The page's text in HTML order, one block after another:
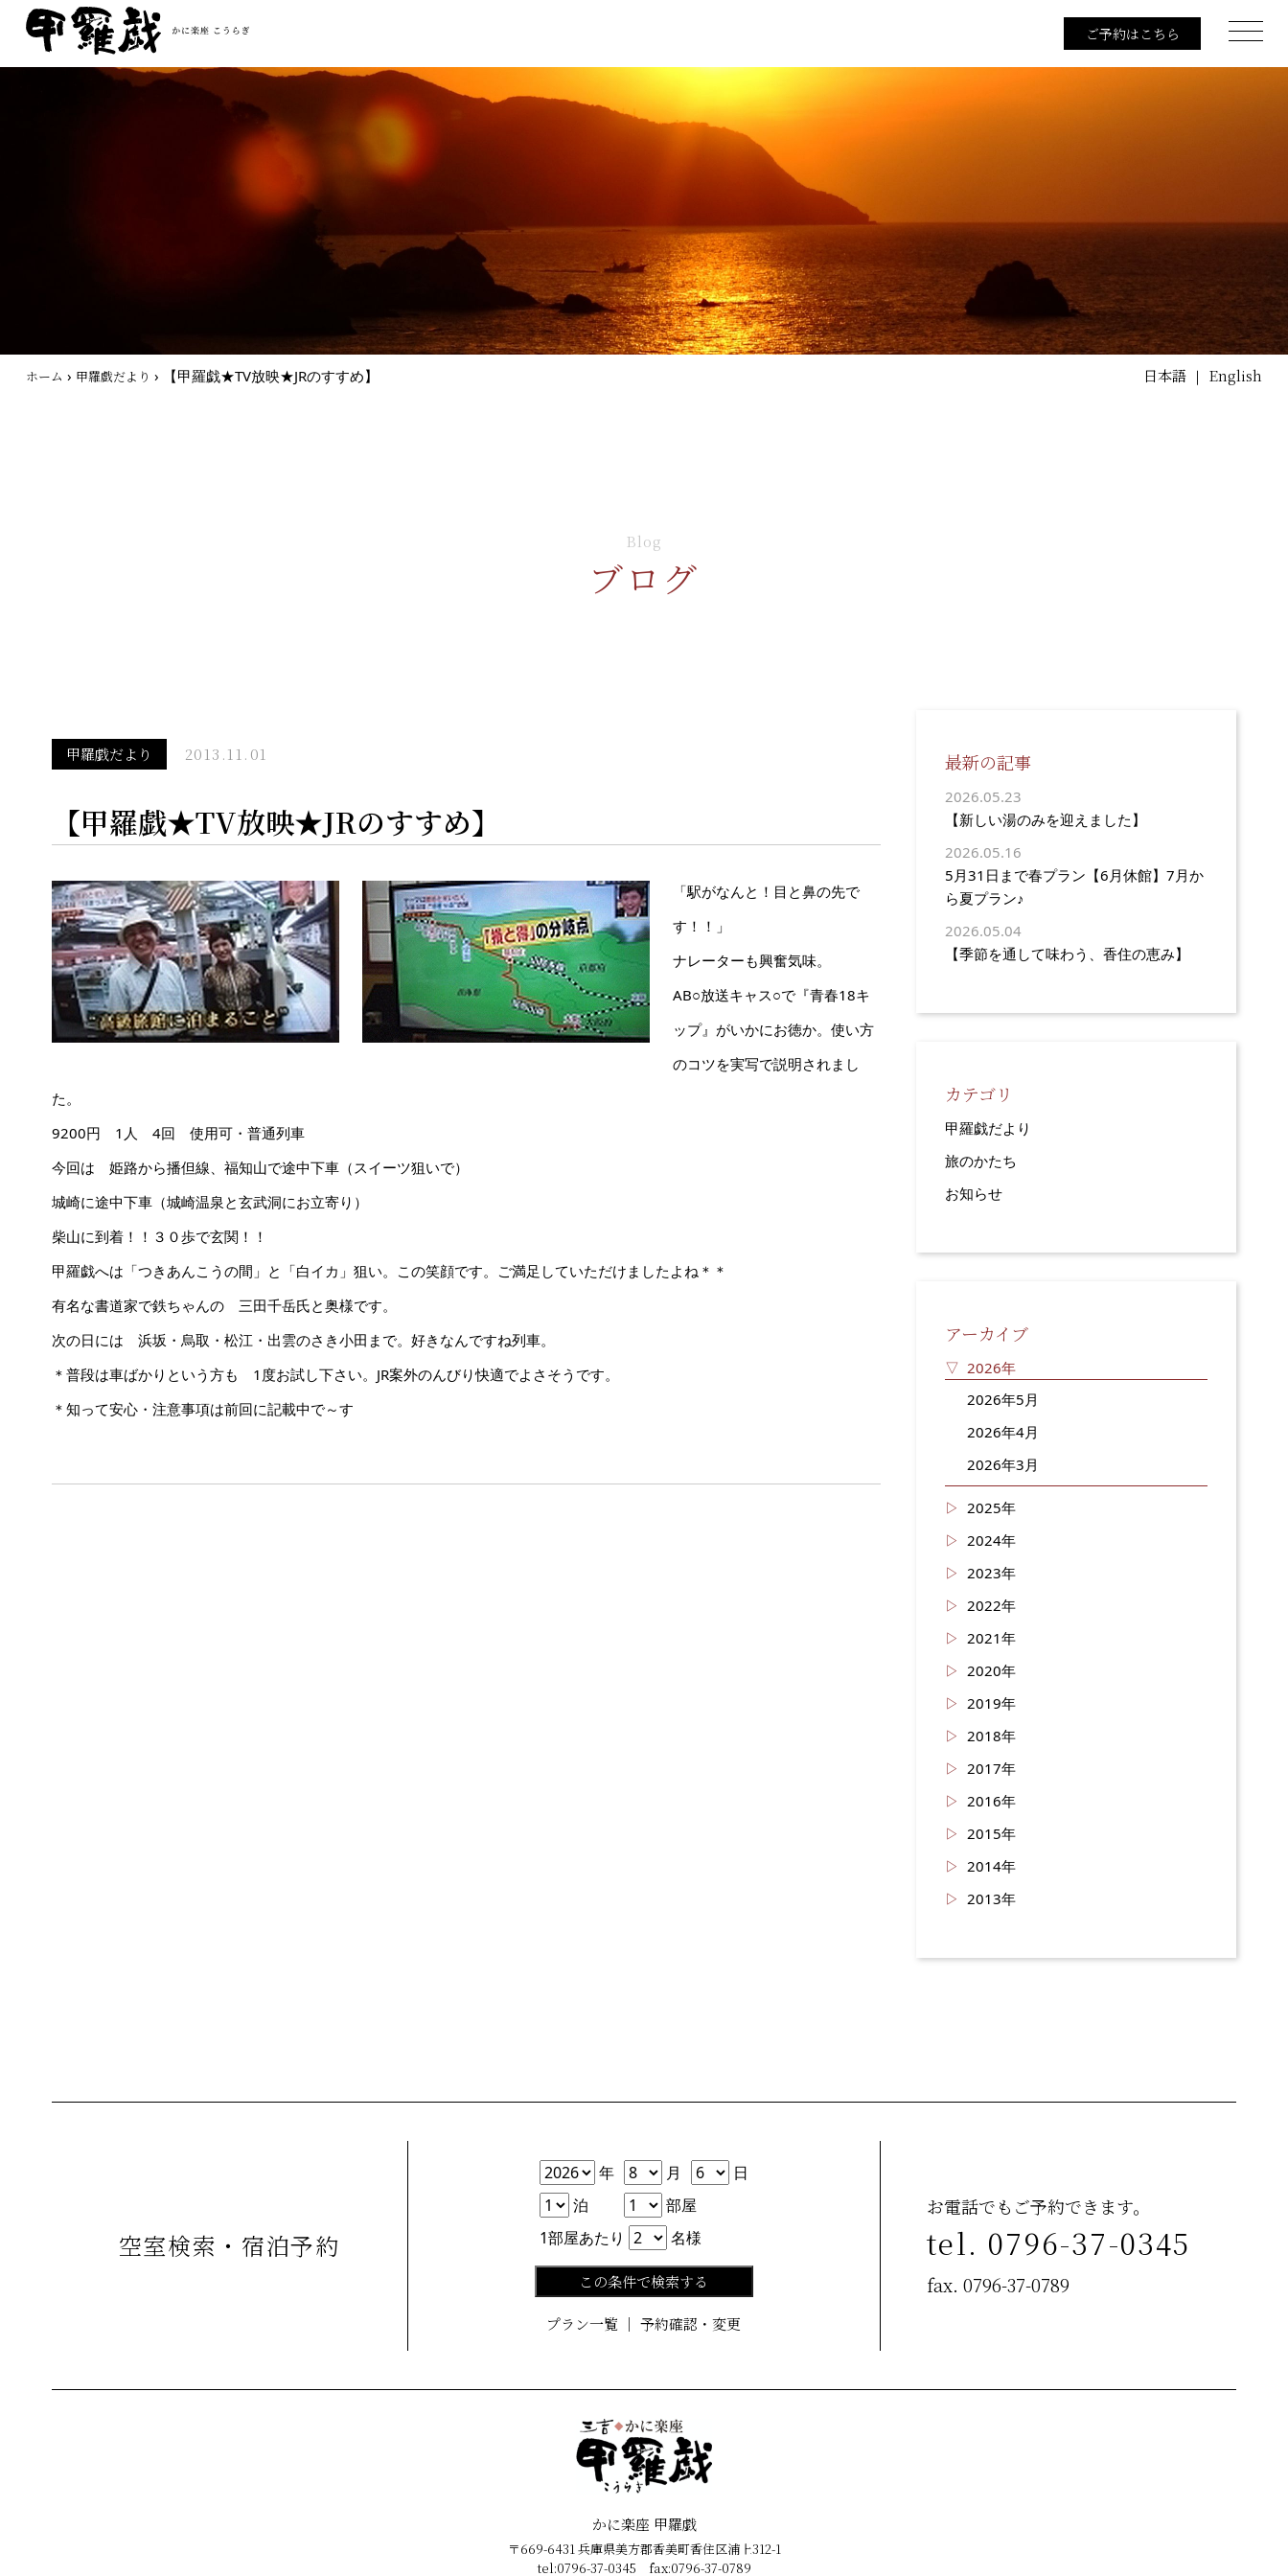
ご予約はこちら
ホーム › 甲羅戯だより › 【甲羅戯★TV放映★JRのすすめ】 日本語 ｜ English
Blog
ブログ
甲羅戯だより 2013.11.01
【甲羅戯★TV放映★JRのすすめ】
「駅がなんと！目と鼻の先で
す！！」
ナレーターも興奮気味。
AB○放送キャス○で『青春18キ
ップ』がいかにお徳か。使い方
のコツを実写で説明されまし
た。
9200円 1人 4回 使用可・普通列車
今回は 姫路から播但線、福知山で途中下車（スイーツ狙いで）
城崎に途中下車（城崎温泉と玄武洞にお立寄り）
柴山に到着！！３０歩で玄関！！
甲羅戯へは「つきあんこうの間」と「白イカ」狙い。この笑顔です。ご満足していただけましたよね＊＊
有名な書道家で鉄ちゃんの 三田千岳氏と奥様です。
次の日には 浜坂・烏取・松江・出雲のさき小田まで。好きなんですね列車。
＊普段は車ばかりという方も 1度お試し下さい。JR案外のんびり快適でよさそうです。
＊知って安心・注意事項は前回に記載中で～す
最新の記事
2026.05.23
【新しい湯のみを迎えました】
2026.05.16
5月31日まで春プラン【6月休館】7月か
ら夏プラン♪
2026.05.04
【季節を通して味わう、香住の恵み】
カテゴリ
甲羅戯だより
旅のかたち
お知らせ
アーカイブ
2026年
2026年5月
2026年4月
2026年3月
2025年
2024年
2023年
2022年
2021年
2020年
2019年
2018年
2017年
2016年
2015年
2014年
2013年
空室検索・宿泊予約
年 年 月 月 日
日
泊数 泊 部屋数部屋
1部屋あたり
人数 名様
この条件で検索する
プラン一覧 ｜予約確認・変更
お電話でもご予約できます。
tel. 0796-37-0345
fax. 0796-37-0789
かに楽座 甲羅戯
〒669-6431 兵庫県美方郡香美町香住区浦上312-1
tel:0796-37-0345 fax:0796-37-0789